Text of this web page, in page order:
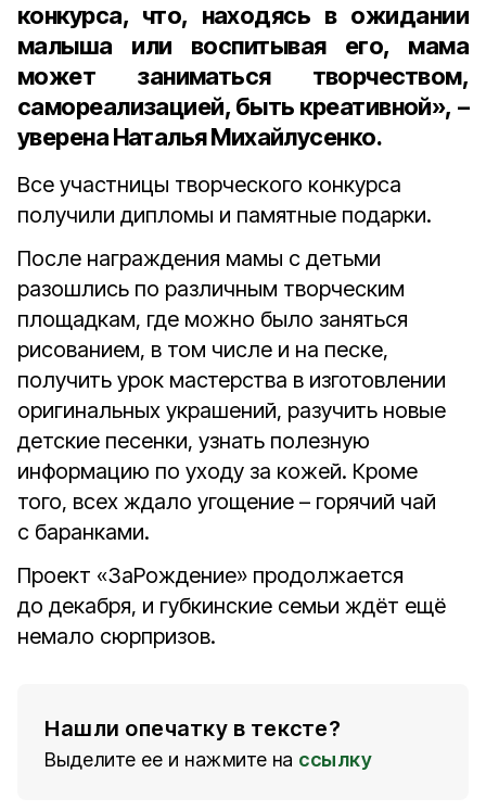
конкурса, что, находясь в ожидании
малыша или воспитывая его, мама
может заниматься творчеством,
самореализацией, быть креативной», –
уверена Наталья Михайлусенко.
Все участницы творческого конкурса
получили дипломы и памятные подарки.
После награждения мамы с детьми
разошлись по различным творческим
площадкам, где можно было заняться
рисованием, в том числе и на песке,
получить урок мастерства в изготовлении
оригинальных украшений, разучить новые
детские песенки, узнать полезную
информацию по уходу за кожей. Кроме
того, всех ждало угощение – горячий чай
с баранками.
Проект «ЗаРождение» продолжается
до декабря, и губкинские семьи ждёт ещё
немало сюрпризов.
Нашли опечатку в тексте?
Выделите ее и нажмите на ссылку